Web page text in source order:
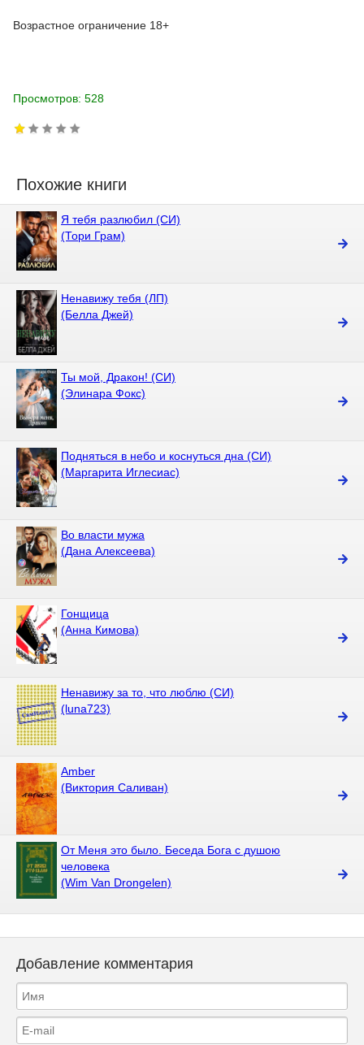
Возрастное ограничение 18+
Просмотров: 528
Похожие книги
Я тебя разлюбил (СИ)
(Тори Грам)
Ненавижу тебя (ЛП)
(Белла Джей)
Ты мой, Дракон! (СИ)
(Элинара Фокс)
Подняться в небо и коснуться дна (СИ)
(Маргарита Иглесиас)
Во власти мужа
(Дана Алексеева)
Гонщица
(Анна Кимова)
Ненавижу за то, что люблю (СИ)
(luna723)
Amber
(Виктория Саливан)
От Меня это было. Беседа Бога с душою
человека
(Wim Van Drongelen)
Добавление комментария